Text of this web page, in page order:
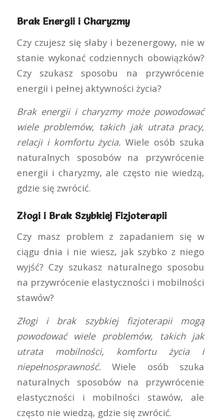
Brak Energii i Charyzmy
Czy czujesz się słaby i bezenergowy, nie w
stanie wykonać codziennych obowiązków?
Czy szukasz sposobu na przywrócenie
energii i pełnej aktywności życia?
Brak energii i charyzmy może powodować
wiele problemów, takich jak utrata pracy,
relacji i komfortu życia.Wiele osób szuka
naturalnych sposobów na przywrócenie
energii i charyzmy, ale często nie wiedzą,
gdzie się zwrócić.
Złogi i Brak Szybkiej Fizjoterapii
Czy masz problem z zapadaniem się w
ciągu dnia i nie wiesz, jak szybko z niego
wyjść? Czy szukasz naturalnego sposobu
na przywrócenie elastyczności i mobilności
stawów?
Złogi i brak szybkiej fizjoterapii mogą
powodować wiele problemów, takich jak
utrata mobilności, komfortu życia i
niepełnosprawność.Wiele osób szuka
naturalnych sposobów na przywrócenie
elastyczności i mobilności stawów, ale
często nie wiedzą, gdzie się zwrócić.